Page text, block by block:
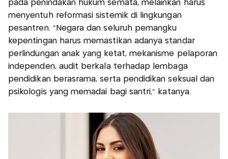
pada penindakan hukum semata, melainkan harus
menyentuh reformasi sistemik di lingkungan
pesantren. “Negara dan seluruh pemangku
kepentingan harus memastikan adanya standar
perlindungan anak yang ketat, mekanisme pelaporan
independen, audit berkala terhadap lembaga
pendidikan berasrama, serta pendidikan seksual dan
psikologis yang memadai bagi santri,” katanya.